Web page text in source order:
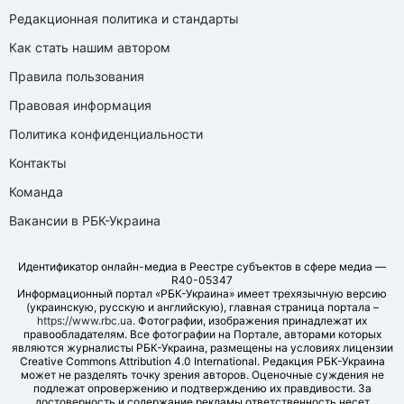
Редакционная политика и стандарты
Как стать нашим автором
Правила пользования
Правовая информация
Политика конфиденциальности
Контакты
Команда
Вакансии в РБК-Украина
Идентификатор онлайн-медиа в Реестре субъектов в сфере медиа —
R40-05347
Информационный портал «РБК-Украина» имеет трехязычную версию
(украинскую, русскую и английскую), главная страница портала –
https://www.rbc.ua. Фотографии, изображения принадлежат их
правообладателям. Все фотографии на Портале, авторами которых
являются журналисты РБК-Украина, размещены на условиях лицензии
Creative Commons Attribution 4.0 International. Редакция РБК-Украина
может не разделять точку зрения авторов. Оценочные суждения не
подлежат опровержению и подтверждению их правдивости. За